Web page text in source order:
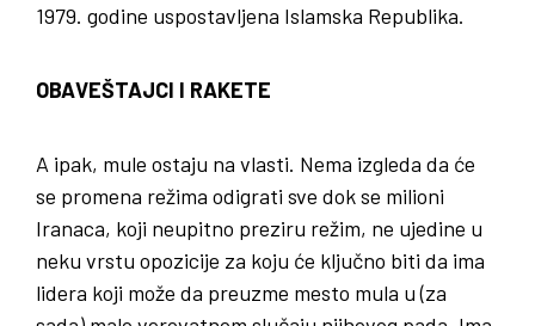
1979. godine uspostavljena Islamska Republika.
OBAVEŠTAJCI I RAKETE
A ipak, mule ostaju na vlasti. Nema izgleda da će
se promena režima odigrati sve dok se milioni
Iranaca, koji neupitno preziru režim, ne ujedine u
neku vrstu opozicije za koju će ključno biti da ima
lidera koji može da preuzme mesto mula u (za